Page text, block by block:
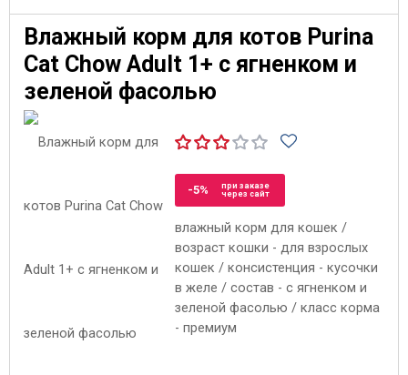
Влажный корм для котов Purina
Cat Chow Adult 1+ с ягненком и
зеленой фасолью
-5%
при заказе
через сайт
влажный корм для кошек /
возраст кошки - для взрослых
кошек / консистенция - кусочки
в желе / состав - с ягненком и
зеленой фасолью / класс корма
- премиум